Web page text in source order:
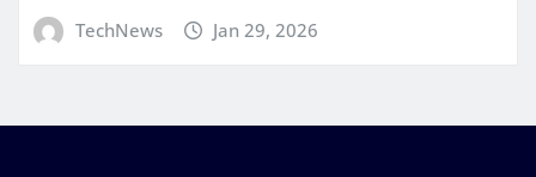
TechNews Jan 29, 2026